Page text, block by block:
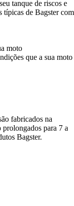
tanque de riscos e
típicas de Bagster com
moto
que a sua moto
fabricados na
para 7 a
Bagster.